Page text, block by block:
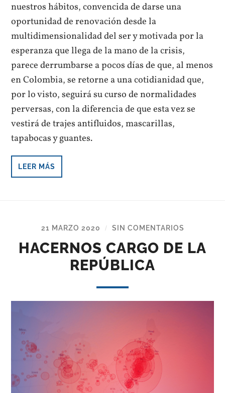
nuestros hábitos, convencida de darse una
oportunidad de renovación desde la
multidimensionalidad del ser y motivada por la
esperanza que llega de la mano de la crisis,
parece derrumbarse a pocos días de que, al menos
en Colombia, se retorne a una cotidianidad que,
por lo visto, seguirá su curso de normalidades
perversas, con la diferencia de que esta vez se
vestirá de trajes antifluidos, mascarillas,
tapabocas y guantes.
LEER MÁS
21 MARZO 2020 / SIN COMENTARIOS
HACERNOS CARGO DE LA
REPÚBLICA